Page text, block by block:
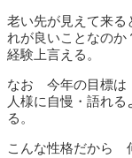
老い先が見えて来る
れが良いことなのか
経験上言える。
なお 今年の目標は
人様に自慢・語れ
る。
こんな性格だから